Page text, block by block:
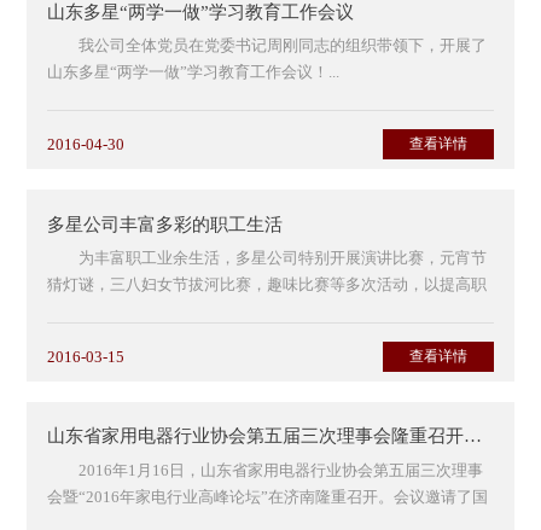
山东多星“两学一做”学习教育工作会议
我公司全体党员在党委书记周刚同志的组织带领下，开展了
山东多星“两学一做”学习教育工作会议！...
2016-04-30 查看详情
多星公司丰富多彩的职工生活
为丰富职工业余生活，多星公司特别开展演讲比赛，元宵节
猜灯谜，三八妇女节拔河比赛，趣味比赛等多次活动，以提高职
2016-03-15 查看详情
山东省家用电器行业协会第五届三次理事会隆重召开——暨“2016年家电行业高峰论坛”
2016年1月16日，山东省家用电器行业协会第五届三次理事
会暨“2016年家电行业高峰论坛”在济南隆重召开。会议邀请了国